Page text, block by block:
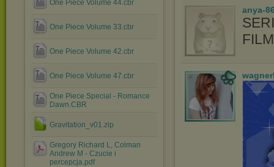
One Piece Volume 44.cbr
One Piece Volume 33.cbr
One Piece Volume 42.cbr
One Piece Volume 47.cbr
One Piece Special - Romance
Dawn.CBR
Gravitation_v01.zip
Gregory Richard L, Colman
Andrew M - Czucie i
percepcja.pdf
anya-